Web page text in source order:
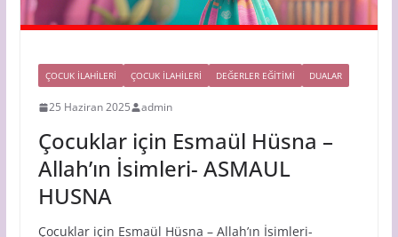
ÇOCUK ILAHILERI ÇOCUK İLAHİLERİ DEĞERLER EĞİTİMİ DUALAR
25 Haziran 2025 admin
Çocuklar için Esmaül Hüsna –
Allah’ın İsimleri- ASMAUL
HUSNA
Çocuklar için Esmaül Hüsna – Allah’ın İsimleri-